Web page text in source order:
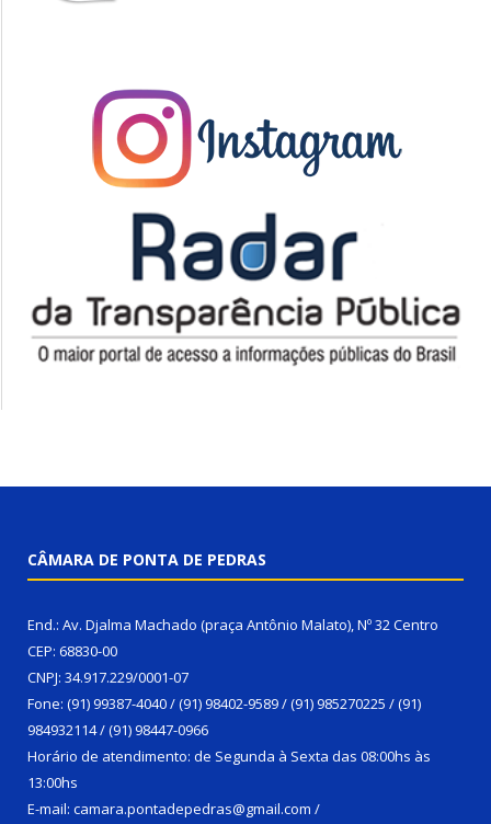
CÂMARA DE PONTA DE PEDRAS
End.: Av. Djalma Machado (praça Antônio Malato), Nº 32 Centro
CEP: 68830-00
CNPJ: 34.917.229/0001-07
Fone: (91) 99387-4040 / (91) 98402-9589 / (91) 985270225 / (91)
984932114 / (91) 98447-0966
Horário de atendimento: de Segunda à Sexta das 08:00hs às
13:00hs
E-mail: camara.pontadepedras@gmail.com /